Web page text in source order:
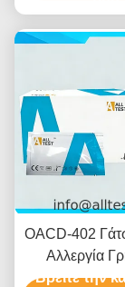
OACD-402
Αλλεργία
εξέταση Όλο
Βρείτε την